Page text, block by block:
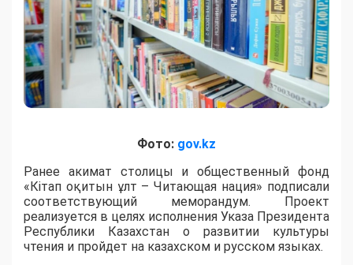
Фото: gov.kz
Ранее акимат столицы и общественный фонд
«Кітап оқитын ұлт – Читающая нация» подписали
соответствующий меморандум. Проект
реализуется в целях исполнения Указа Президента
Республики Казахстан о развитии культуры
чтения и пройдет на казахском и русском языках.